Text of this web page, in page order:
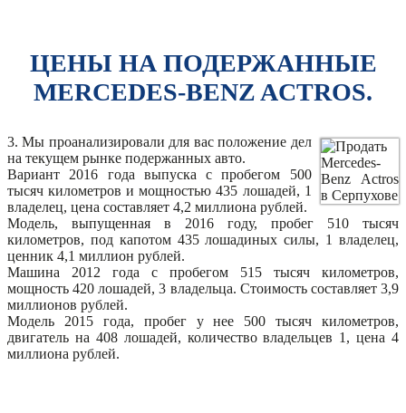
ЦЕНЫ НА ПОДЕРЖАННЫЕ
MERCEDES-BENZ ACTROS.
3. Мы проанализировали для вас положение дел
на текущем рынке подержанных авто.
Вариант 2016 года выпуска с пробегом 500
тысяч километров и мощностью 435 лошадей, 1
владелец, цена составляет 4,2 миллиона рублей.
Модель, выпущенная в 2016 году, пробег 510 тысяч
километров, под капотом 435 лошадиных силы, 1 владелец,
ценник 4,1 миллион рублей.
Машина 2012 года с пробегом 515 тысяч километров,
мощность 420 лошадей, 3 владельца. Стоимость составляет 3,9
миллионов рублей.
Модель 2015 года, пробег у нее 500 тысяч километров,
двигатель на 408 лошадей, количество владельцев 1, цена 4
миллиона рублей.